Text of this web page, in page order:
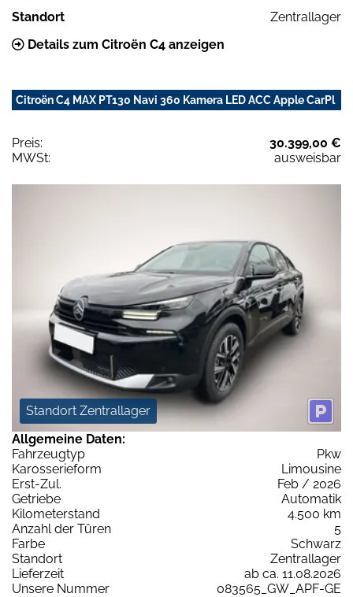
Standort
Zentrallager
Details zum Citroën C4 anzeigen
Citroën C4 MAX PT130 Navi 360 Kamera LED ACC Apple CarPl
Preis:
30.399,00 €
MWSt:
ausweisbar
Standort Zentrallager
Allgemeine Daten:
Fahrzeugtyp
Pkw
Karosserieform
Limousine
Erst-Zul.
Feb / 2026
Getriebe
Automatik
Kilometerstand
4.500 km
Anzahl der Türen
5
Farbe
Schwarz
Standort
Zentrallager
Lieferzeit
ab ca. 11.08.2026
Unsere Nummer
083565_GW_APF-GE